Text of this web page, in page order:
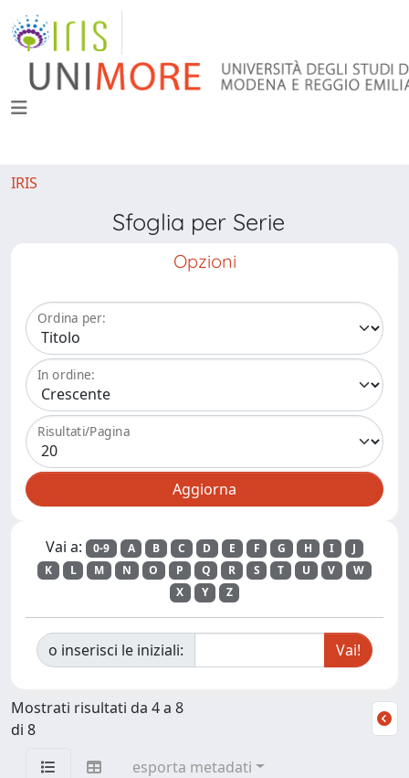
IRIS
Sfoglia per Serie
Opzioni
Ordina per:
In ordine:
Risultati/Pagina
Vai a: 0-9 A B C D E F G H I
J
K
L M N O P Q R S T U V
W
X
Y Z
o inserisci le iniziali:
Mostrati risultati da 4 a 8
di 8
esporta metadati